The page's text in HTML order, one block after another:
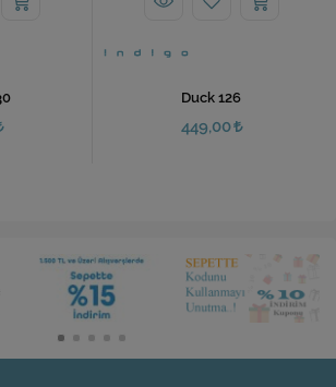
Duck 126
449,00